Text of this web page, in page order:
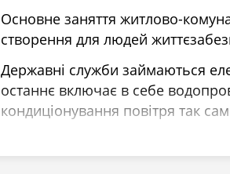
Основне заняття житлово-
створення для людей
Державні служби займаються
останнє включає в себе
кондиціонування повітря так
Ліфти обслуговують державні
встановленням, ремонтом і